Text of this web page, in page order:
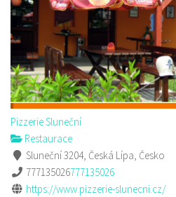
Pizzerie Sluneční
Restaurace
Sluneční 3204, Česká Lípa, Česko
777135026777135026
https://www.pizzerie-slunecni.cz/